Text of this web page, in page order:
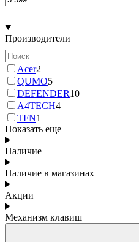
Производители
Acer2
QUMO5
DEFENDER10
A4TECH4
TFN1
Показать еще
Наличие
Наличие в магазинах
Акции
Механизм клавиш